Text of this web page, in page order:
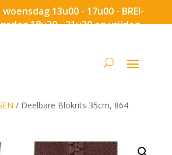
woensdag 13u00 - 17u00 - BREI-
18u30 - 21u30 en vrijdag
/ Deelbare Blokrits 35cm, 864